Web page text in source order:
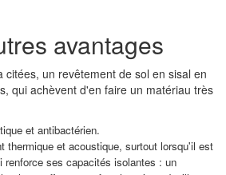
avantages
citées, un revêtement de sol en sisal en
qui achèvent d'en faire un matériau très
et antibactérien.
thermique et acoustique, surtout lorsqu'il est
renforce ses capacités isolantes : un